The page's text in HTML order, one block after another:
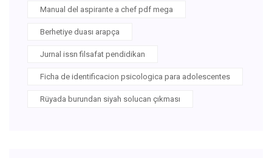
Manual del aspirante a chef pdf mega
Berhetiye duası arapça
Jurnal issn filsafat pendidikan
Ficha de identificacion psicologica para adolescentes
Rüyada burundan siyah solucan çıkması